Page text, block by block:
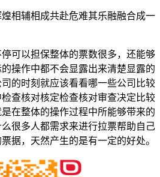
相辅相成共赴危难其乐融融合成一
可以担保整体的票数很多，还能够
操作中都不会显露出来清楚显露的
的时刻就应该看看哪一些公司比较
查核对核定检查核对审查决定比较
在整体的操作过程中所能够带来的
很多人都需求来进行拉票帮助自己
据，天然产生的是有一定的好处。